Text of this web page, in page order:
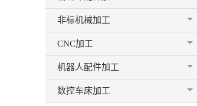
非标机械加工
CNC加工
机器人配件加工
数控车床加工